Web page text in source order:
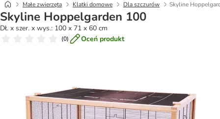
Małe zwierzęta Klatki domowe Dla szczurów Skyline
Skyline Hoppelgarden 100
Dł. x szer. x wys.: 100 x 71 x 60 cm
(0) Oceń produkt